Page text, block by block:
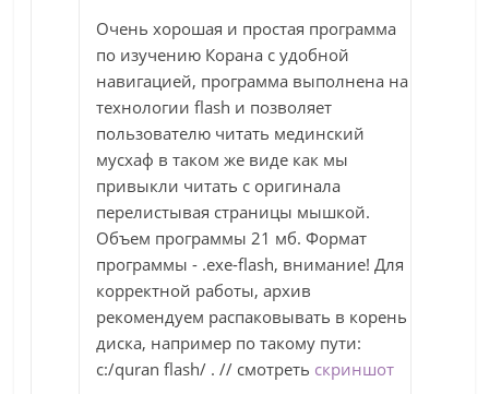
Очень хорошая и простая программа
по изучению Корана с удобной
навигацией, программа выполнена на
технологии flash и позволяет
пользователю читать мединский
мусхаф в таком же виде как мы
привыкли читать с оригинала
перелистывая страницы мышкой.
Объем программы 21 мб. Формат
программы - .exe-flash, внимание! Для
корректной работы, архив
рекомендуем распаковывать в корень
диска, например по такому пути:
c:/quran flash/ . // смотреть скриншот